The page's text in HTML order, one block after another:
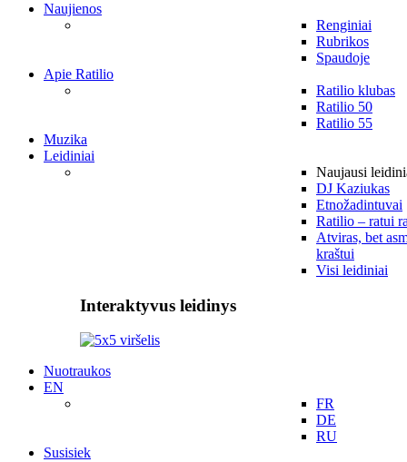
Naujienos
Renginiai
Rubrikos
Spaudoje
Apie Ratilio
Ratilio klubas
Ratilio 50
Ratilio 55
Muzika
Leidiniai
Naujausi
DJ Kaziukas
Etnožadintuvai
Ratilio – ratui
Atviras, bet
kraštui
Visi leidiniai
Interaktyvus leidinys
Nuotraukos
EN
FR
DE
RU
Susisiek